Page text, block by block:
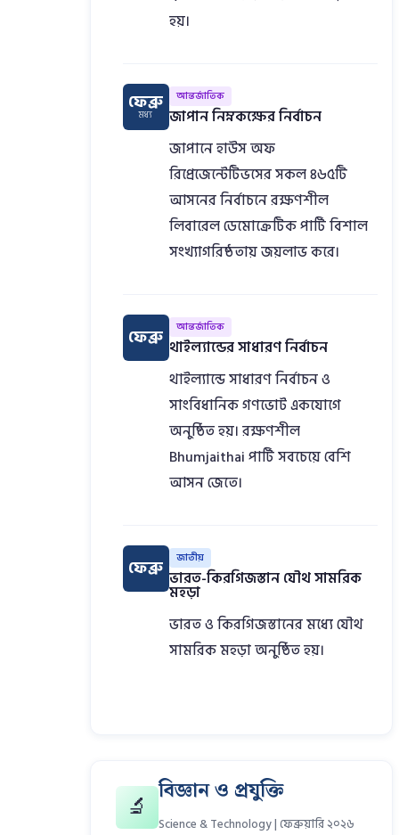
হয়।
ফেব্রু
মধ্য
আন্তর্জাতিক
জাপান নিম্নকক্ষের নির্বাচন
জাপানে হাউস অফ
রিপ্রেজেন্টেটিভসের সকল ৪৬৫টি
আসনের নির্বাচনে রক্ষণশীল
লিবারেল ডেমোক্রেটিক পার্টি বিশাল
সংখ্যাগরিষ্ঠতায় জয়লাভ করে।
ফেব্রু আন্তর্জাতিক
থাইল্যান্ডের সাধারণ নির্বাচন
থাইল্যান্ডে সাধারণ নির্বাচন ও
সাংবিধানিক গণভোট একযোগে
অনুষ্ঠিত হয়। রক্ষণশীল
Bhumjaithai পার্টি সবচেয়ে বেশি
আসন জেতে।
ফেব্রু জাতীয়
ভারত-কিরগিজস্তান যৌথ সামরিক
মহড়া
ভারত ও কিরগিজস্তানের মধ্যে যৌথ
সামরিক মহড়া অনুষ্ঠিত হয়।
🔬 বিজ্ঞান ও প্রযুক্তি
Science & Technology | ফেব্রুয়ারি ২০২৬